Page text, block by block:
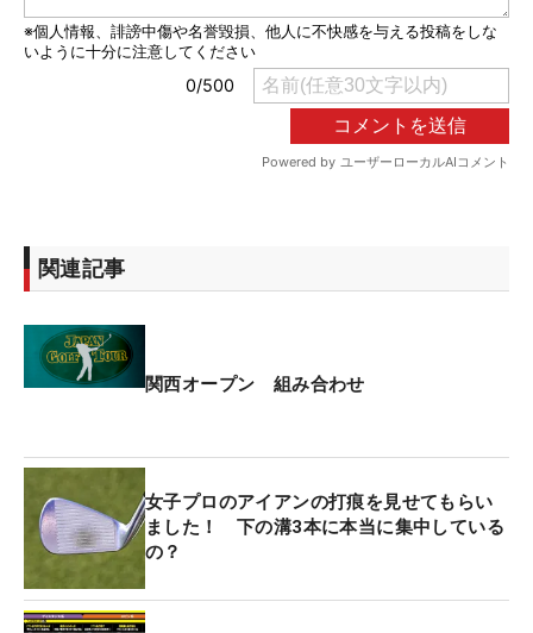
関連記事
関西オープン 組み合わせ
女子プロのアイアンの打痕を見せてもらい
ました！ 下の溝3本に本当に集中している
の？